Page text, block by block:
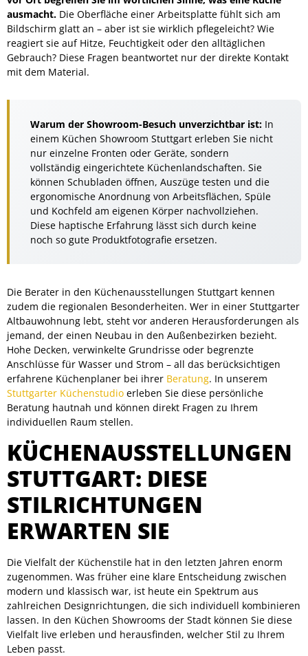
ausmacht. Die Oberfläche einer Arbeitsplatte fühlt sich am
Bildschirm glatt an – aber ist sie wirklich pflegeleicht? Wie
reagiert sie auf Hitze, Feuchtigkeit oder den alltäglichen
Gebrauch? Diese Fragen beantwortet nur der direkte Kontakt
mit dem Material.
Warum der Showroom-Besuch unverzichtbar ist: In
einem Küchen Showroom Stuttgart erleben Sie nicht
nur einzelne Fronten oder Geräte, sondern
vollständig eingerichtete Küchenlandschaften. Sie
können Schubladen öffnen, Auszüge testen und die
ergonomische Anordnung von Arbeitsflächen, Spüle
und Kochfeld am eigenen Körper nachvollziehen.
Diese haptische Erfahrung lässt sich durch keine
noch so gute Produktfotografie ersetzen.
Die Berater in den Küchenausstellungen Stuttgart kennen
zudem die regionalen Besonderheiten. Wer in einer Stuttgarter
Altbauwohnung lebt, steht vor anderen Herausforderungen als
jemand, der einen Neubau in den Außenbezirken bezieht.
Hohe Decken, verwinkelte Grundrisse oder begrenzte
Anschlüsse für Wasser und Strom – all das berücksichtigen
erfahrene Küchenplaner bei ihrer Beratung. In unserem
Stuttgarter Küchenstudio erleben Sie diese persönliche
Beratung hautnah und können direkt Fragen zu Ihrem
individuellen Raum stellen.
KÜCHENAUSSTELLUNGEN
STUTTGART: DIESE
STILRICHTUNGEN
ERWARTEN SIE
Die Vielfalt der Küchenstile hat in den letzten Jahren enorm
zugenommen. Was früher eine klare Entscheidung zwischen
modern und klassisch war, ist heute ein Spektrum aus
zahlreichen Designrichtungen, die sich individuell kombinieren
lassen. In den Küchen Showrooms der Stadt können Sie diese
Vielfalt live erleben und herausfinden, welcher Stil zu Ihrem
Leben passt.